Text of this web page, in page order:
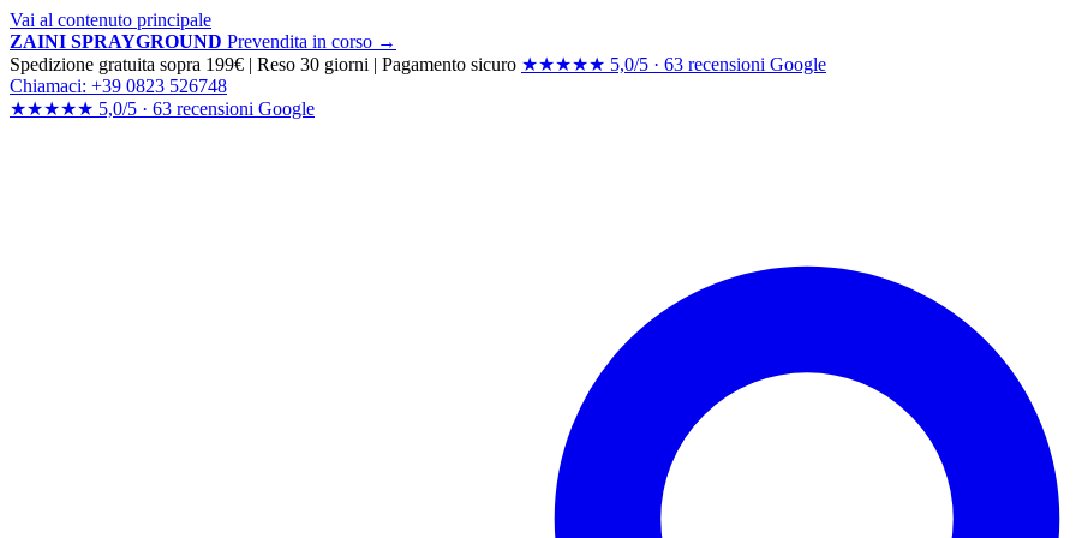
Vai al contenuto principale
ZAINI SPRAYGROUND Prevendita in corso →
Spedizione gratuita sopra 199€ | Reso 30 giorni | Pagamento sicuro ★★★★★ 5,0/5 · 63 recensioni Google
Chiamaci: +39 0823 526748
★★★★★ 5,0/5 · 63 recensioni Google